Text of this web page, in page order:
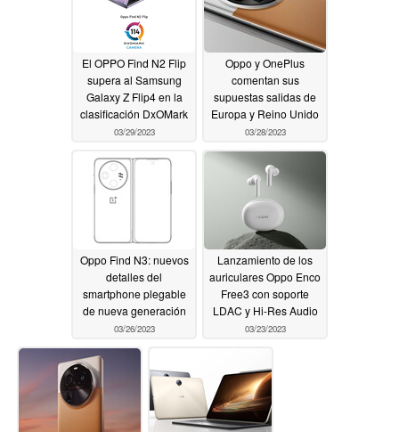
El OPPO Find N2 Flip
supera al Samsung
Galaxy Z Flip4 en la
clasificación DxOMark
03/29/2023
Oppo y OnePlus
comentan sus
supuestas salidas de
Europa y Reino Unido
03/28/2023
Oppo Find N3: nuevos
detalles del
smartphone plegable
de nueva generación
03/26/2023
Lanzamiento de los
auriculares Oppo Enco
Free3 con soporte
LDAC y Hi-Res Audio
03/23/2023